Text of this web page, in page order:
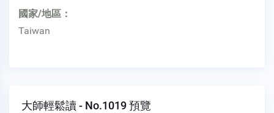
國家/地區：
Taiwan
大師輕鬆讀 - No.1019 預覽